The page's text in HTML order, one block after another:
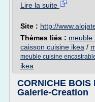
Lire la suite
Site : http://
Thèmes liés : meuble
caisson cuisine ikea /
meuble cuisine
ikea
CORNICHE BOIS
Galerie-Creation